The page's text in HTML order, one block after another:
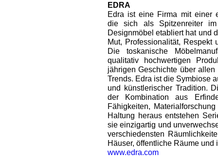
EDRA
Edra ist eine Firma mit einer
die sich als Spitzenreiter
Designmöbel etabliert hat und
Mut, Professionalität, Respekt
Die toskanische
qualitativ hochwertigen
jährigen Geschichte über
Trends. Edra ist die Symbiose
und künstlerischer Tradition.
der Kombination aus
Fähigkeiten,
Haltung heraus entstehen
sie einzigartig und
verschiedensten
Häuser, öffentliche Räume und
www.edra.com